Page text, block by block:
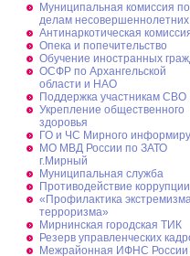
Муниципальная комиссия по
делам несовершеннолетних
Антинаркотическая
Опека и попечительство
Обучение иностранных
ОСФР по Архангельской
области и НАО
Поддержка участникам СВО
Укрепление общественного
здоровья
ГО и ЧС Мирного
МО МВД России по ЗАТО
г.Мирный
Муниципальная cлужба
Противодействие коррупции
«Профилактика
терроризма»
Мирнинская городская ТИК
Резерв управленческих
Межрайонная ИФНС